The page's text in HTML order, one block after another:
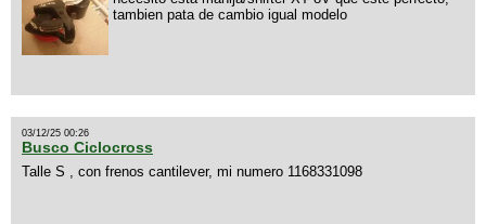
tambien pata de cambio igual modelo
03/12/25 00:26
Busco Ciclocross
Talle S , con frenos cantilever, mi numero 1168331098